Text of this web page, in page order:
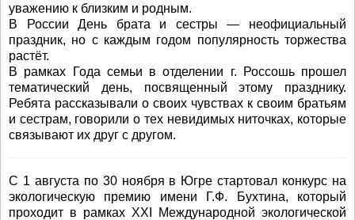
уважению к близким и родным.
В России День брата и сестры — неофициальный
праздник, но с каждым годом популярность торжества
растёт.
В рамках Года семьи в отделении г. Россошь прошел
тематический день, посвященный этому празднику.
Ребята рассказывали о своих чувствах к своим братьям
и сестрам, говорили о тех невидимых ниточках, которые
связывают их друг с другом.
С 1 августа по 30 ноября в Югре стартовал конкурс на
экологическую премию имени Г.Ф. Бухтина, который
проходит в рамках XXI Международной экологической